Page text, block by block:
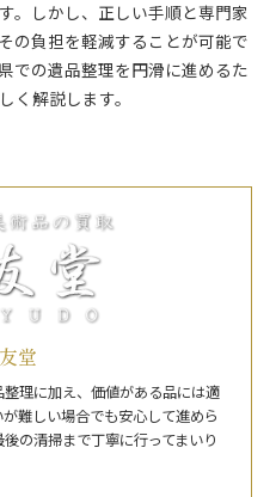
。しかし、正しい手順と専門家
の負担を軽減することが可能で
での遺品整理を円滑に進めるた
く解説します。
堂
理に加え、価値がある品には適
難しい場合でも安心して進めら
の清掃まで丁寧に行ってまいり